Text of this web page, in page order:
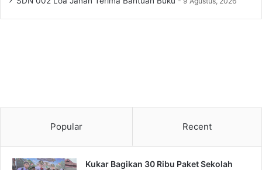
Popular Recent
Kukar Bagikan 30 Ribu Paket Sekolah